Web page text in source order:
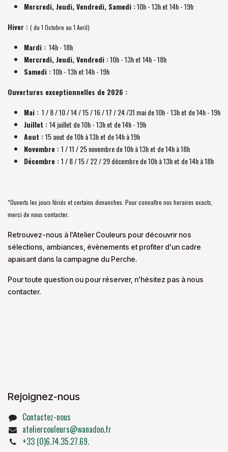
Mercredi, Jeudi, Vendredi, Samedi :10h - 13h et 14h - 19h
Hiver : ( du 1 Octobre au 1 Avril)
Mardi : 14h - 18h
Mercredi, Jeudi, Vendredi :10h - 13h et 14h - 18h
Samedi :10h - 13h et 14h - 19h
Ouvertures exceptionnelles de 2026 :
Mai : 1 / 8 / 10 / 14 / 15 / 16 / 17 / 24 /31 mai de 10h - 13h et de 14h - 19h
Juillet :14 juillet de 10h - 13h et de 14h - 19h
Aout :15 aout de 10h à 13h et de 14h à 19h
Novembre :1 / 11 / 25 novembre de10h à 13h et de 14h à 18h
Décembre :1 / 8 / 15 / 22 / 29 décembrede10h à 13h et de 14h à 18h
*Ouverts les jours fériés et certains dimanches. Pour connaître nos horaires exacts,
merci de nous contacter.
Retrouvez-nous à l'Atelier Couleurs pour découvrir nos
sélections, ambiances, évènements et profiter d'un cadre
apaisant dans la campagne du Perche.
Pour toute question ou pour réserver, n'hésitez pas à nous
contacter.
Rejoignez-nous
Contactez-nous
ateliercouleurs@wanadoo.fr
+33 (0)6.74.35.27.69.